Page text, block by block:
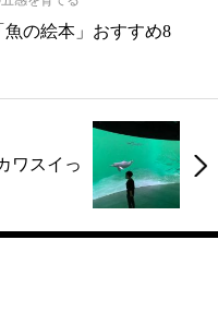
の絵本」おすすめ8
ワスイっ